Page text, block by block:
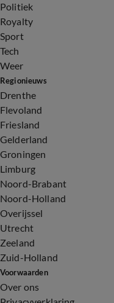
Politiek
Royalty
Sport
Tech
Weer
Regionieuws
Drenthe
Flevoland
Friesland
Gelderland
Groningen
Limburg
Noord-Brabant
Noord-Holland
Overijssel
Utrecht
Zeeland
Zuid-Holland
Voorwaarden
Over ons